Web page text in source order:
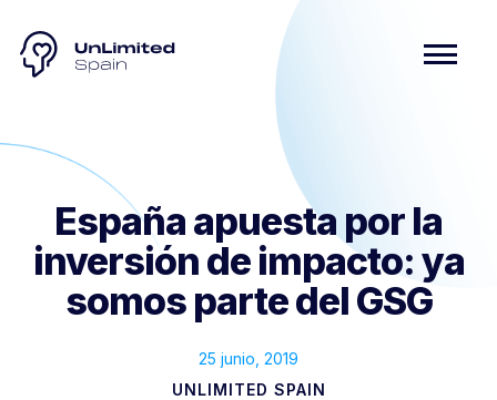
España apuesta por la
inversión de impacto: ya
somos parte del GSG
25 junio, 2019
UNLIMITED SPAIN